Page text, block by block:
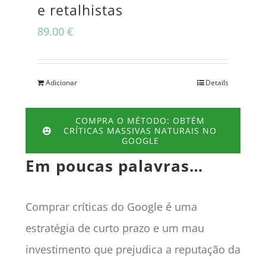
e retalhistas
89.00 €
Adicionar Details
COMPRA O MÉTODO: OBTÉM
CRÍTICAS MASSIVAS NATURAIS NO
GOOGLE
Em poucas palavras…
Comprar críticas do Google é uma
estratégia de curto prazo e um mau
investimento que prejudica a reputação da